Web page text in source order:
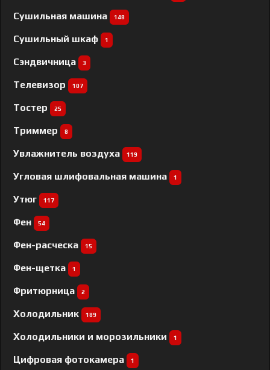
Сушильная машина 148
Сушильный шкаф 1
Сэндвичница 3
Телевизор 107
Тостер 25
Триммер 8
Увлажнитель воздуха 119
Угловая шлифовальная машина 1
Утюг 117
Фен 54
Фен-расческа 15
Фен-щетка 1
Фритюрница 2
Холодильник 189
Холодильники и морозильники 1
Цифровая фотокамера 1